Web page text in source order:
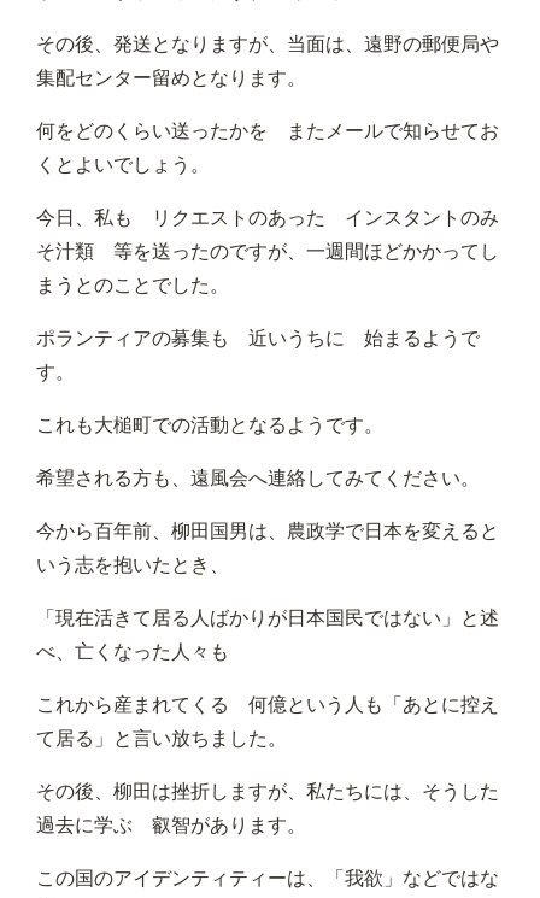
その後、発送となりますが、当面は、遠野の郵便局や
集配センター留めとなります。
何をどのくらい送ったかを またメールで知らせてお
くとよいでしょう。
今日、私も リクエストのあった インスタントのみ
そ汁類 等を送ったのですが、一週間ほどかかってし
まうとのことでした。
ポランティアの募集も 近いうちに 始まるようで
す。
これも大槌町での活動となるようです。
希望される方も、遠風会へ連絡してみてください。
今から百年前、柳田国男は、農政学で日本を変えると
いう志を抱いたとき、
「現在活きて居る人ばかりが日本国民ではない」と述
べ、亡くなった人々も
これから産まれてくる 何億という人も「あとに控え
て居る」と言い放ちました。
その後、柳田は挫折しますが、私たちには、そうした
過去に学ぶ 叡智があります。
この国のアイデンティティーは、「我欲」などではな